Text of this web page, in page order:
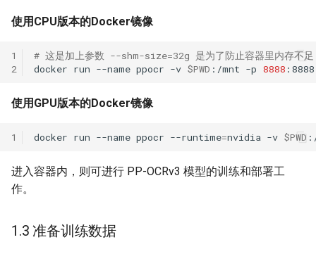
使用CPU版本的Docker镜像
1
2
# 这是加上参数 --shm-size=32g 是为了防止容器里内存不足
docker run --name ppocr -v $PWD :/mnt -p 8888 :8888
使用GPU版本的Docker镜像
1 docker run --name ppocr --runtime=nvidia -v $PWD
进入容器内，则可进行 PP-OCRv3 模型的训练和部署工
作。
1.3 准备训练数据